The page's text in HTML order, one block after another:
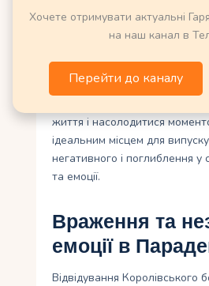
Йога серед зелених лугів і
дасть вам можливість
відпочинок у Королівському
це особлива подорож до
життя і насолодитися
ідеальним місцем для
негативного і поглиблення у
та емоції.
Враження та
емоції в
Відвідування Королівського
Хочете отримувати актуальні
на наш канал в
Перейти до каналу